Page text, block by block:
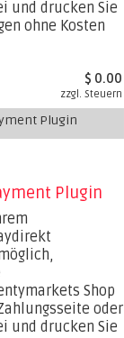
und drucken Sie
ohne Kosten
$ 0.00
zzgl. Steuern
Plugin
Plugin
Shop
oder
und drucken Sie